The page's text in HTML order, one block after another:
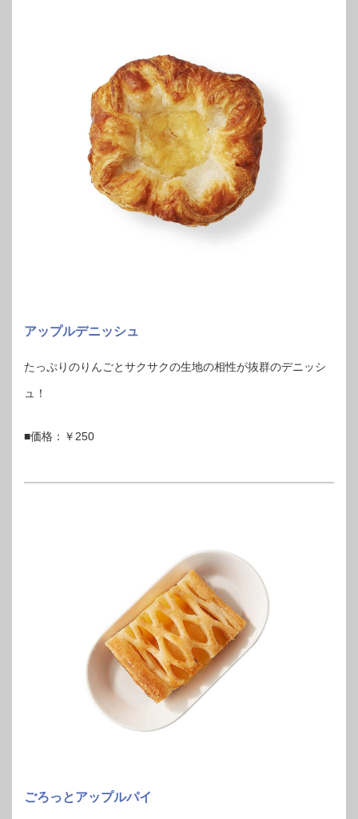
アップルデニッシュ
たっぷりのりんごとサクサクの生地の相性が抜群のデニッシ
ュ！
■価格：￥250
ごろっとアップルパイ